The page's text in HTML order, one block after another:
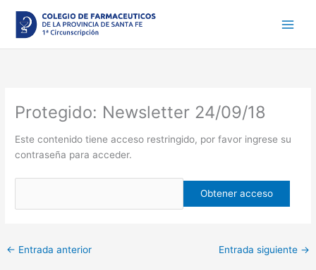
contenido
Protegido: Newsletter 24/09/18
Este contenido tiene acceso restringido, por favor ingrese su
contraseña para acceder.
← Entrada anterior Entrada siguiente →